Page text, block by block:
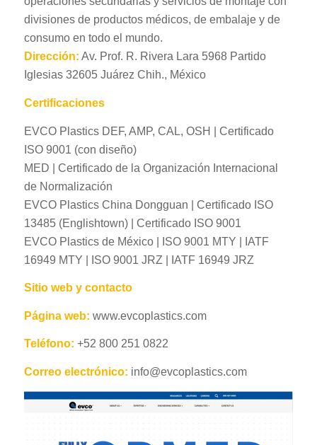
divisiones de productos médicos, de embalaje y de
consumo en todo el mundo.
Dirección: Av. Prof. R. Rivera Lara 5968 Partido
Iglesias 32605 Juárez Chih., México
Certificaciones
EVCO Plastics DEF, AMP, CAL, OSH | Certificado
ISO 9001 (con diseño)
MED | Certificado de la Organización Internacional
de Normalización
EVCO Plastics China Dongguan | Certificado ISO
13485 (Englishtown) | Certificado ISO 9001
EVCO Plastics de México | ISO 9001 MTY | IATF
16949 MTY | ISO 9001 JRZ | IATF 16949 JRZ
Sitio web y contacto
Página web: www.evcoplastics.com
Teléfono: +52 800 251 0822
Correo electrónico: info@evcoplastics.com